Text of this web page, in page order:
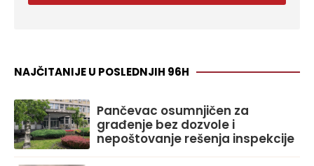
NAJČITANIJE U POSLEDNJIH 96H
Pančevac osumnjičen za
građenje bez dozvole i
nepoštovanje rešenja inspekcije